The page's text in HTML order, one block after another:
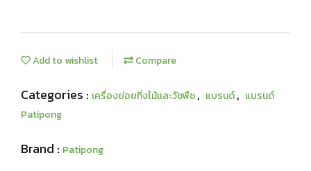
Add to wishlist Compare
Categories : เครื่องย่อยกิ่งไม้เเละวัชพืช, แบรนด์, แบรนด์
Patipong
Brand : Patipong